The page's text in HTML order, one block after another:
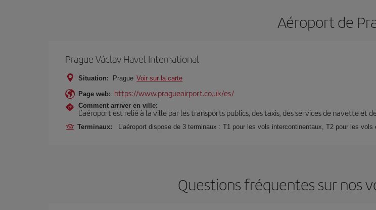
Aéroport de
Prague Václav Havel International
Situation: Prague Voir sur la carte
Page web: https://www.pragueairport.co.uk/es/
Comment arriver en ville:
L’aéroport est relié à la ville par les transports publics, des taxis, des services de navette et
Terminaux: L’aéroport dispose de 3 terminaux : T1 pour les vols intercontinentaux, T2 pour les
Questions fréquentes sur nos